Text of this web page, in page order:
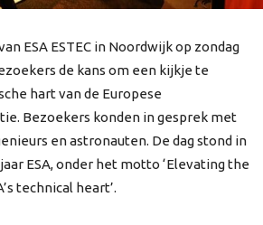
ESA ESTEC in Noordwijk op zondag
de kans om een kijkje te
hart van de Europese
Bezoekers konden in gesprek met
en astronauten. De dag stond in
ESA, onder het motto ‘Elevating the
technical heart’.